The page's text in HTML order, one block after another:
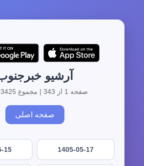
آرشیو
صفحه 1 از 343 | مجموع 3425 آرشیو
صفحه اصلی
1405-05-17
15